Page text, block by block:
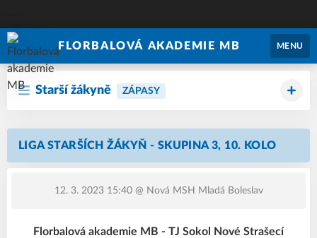
FLORBALOVÁ AKADEMIE MB MENU
Starší žákyně ZÁPASY
LIGA STARŠÍCH ŽÁKYŇ - SKUPINA 3, 10. KOLO
12. 3. 2023 15:40@ Nová MSH Mladá Boleslav
Florbalová akademie MB - TJ Sokol Nové Strašecí